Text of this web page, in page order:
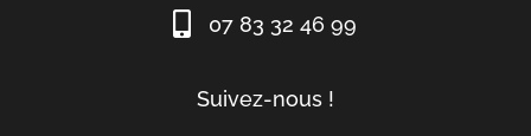
07 83 32 46 99
Suivez-nous !